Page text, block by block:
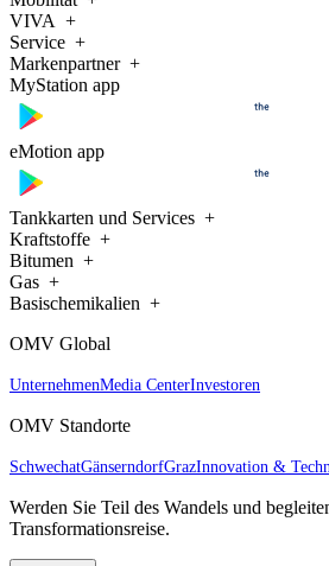
VIVA
Service
Markenpartner
MyStation app
eMotion app
Tankkarten und Services
Kraftstoffe
Bitumen
Gas
Basischemikalien
OMV Global
UnternehmenMedia CenterInvestoren
OMV Standorte
SchwechatGänserndorfGrazInnovation &
Werden Sie Teil des Wandels und
Transformationsreise.